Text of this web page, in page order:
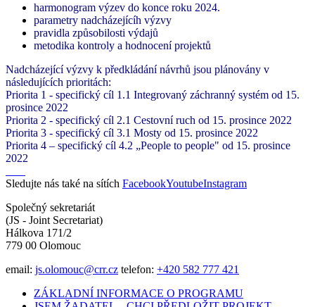
harmonogram výzev do konce roku 2024.
parametry nadcházejícíh výzvy
pravidla způsobilosti výdajů
metodika kontroly a hodnocení projektů
Nadcházející výzvy k předkládání návrhů jsou plánovány v
následujících prioritách:
Priorita 1 - specifický cíl 1.1 Integrovaný záchranný systém od 15.
prosince 2022
Priorita 2 - specifický cíl 2.1 Cestovní ruch od 15. prosince 2022
Priorita 3 - specifický cíl 3.1 Mosty od 15. prosince 2022
Priorita 4 – specifický cíl 4.2 „People to people" od 15. prosince
2022
Sledujte nás také na sítích FacebookYoutubeInstagram
Společný sekretariát
(JS - Joint Secretariat)
Hálkova 171/2
779 00 Olomouc
email: js.olomouc@crr.cz telefon: +420 582 777 421
ZÁKLADNÍ INFORMACE O PROGRAMU